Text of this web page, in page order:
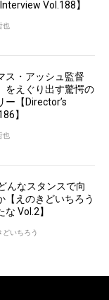
Vol.188】
也
ス・アッシュ監督
をえぐり出す驚愕の
ー【Director’s
】
也
んなスタンスで向
【えのきどいちろう
Vol.2】
どいちろう